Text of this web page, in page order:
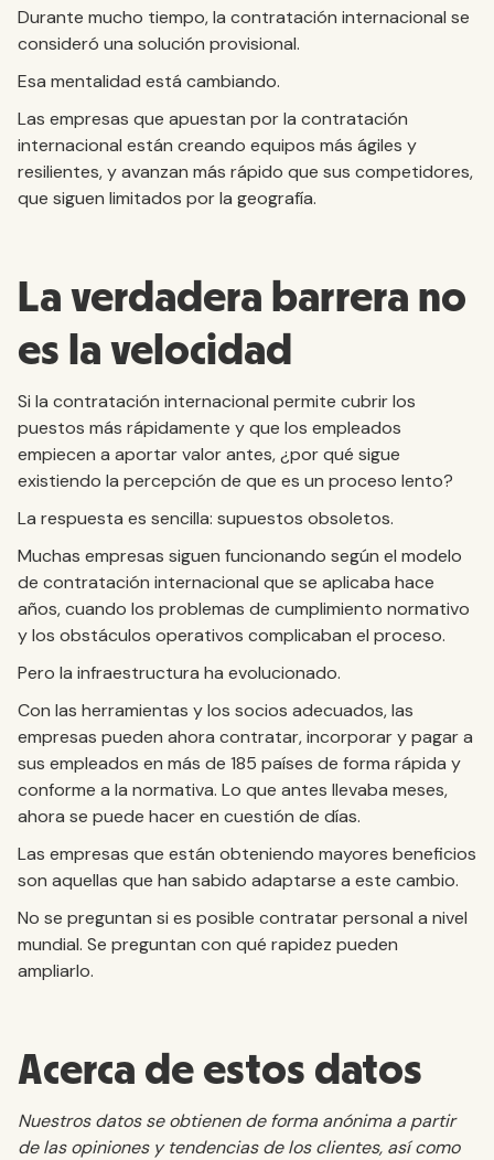
Durante mucho tiempo, la contratación internacional se
consideró una solución provisional.
Esa mentalidad está cambiando.
Las empresas que apuestan por la contratación
internacional están creando equipos más ágiles y
resilientes, y avanzan más rápido que sus competidores,
que siguen limitados por la geografía.
La verdadera barrera no
es la velocidad
Si la contratación internacional permite cubrir los
puestos más rápidamente y que los empleados
empiecen a aportar valor antes, ¿por qué sigue
existiendo la percepción de que es un proceso lento?
La respuesta es sencilla: supuestos obsoletos.
Muchas empresas siguen funcionando según el modelo
de contratación internacional que se aplicaba hace
años, cuando los problemas de cumplimiento normativo
y los obstáculos operativos complicaban el proceso.
Pero la infraestructura ha evolucionado.
Con las herramientas y los socios adecuados, las
empresas pueden ahora contratar, incorporar y pagar a
sus empleados en más de 185 países de forma rápida y
conforme a la normativa. Lo que antes llevaba meses,
ahora se puede hacer en cuestión de días.
Las empresas que están obteniendo mayores beneficios
son aquellas que han sabido adaptarse a este cambio.
No se preguntan si es posible contratar personal a nivel
mundial. Se preguntan con qué rapidez pueden
ampliarlo.
Acerca de estos datos
Nuestros datos se obtienen de forma anónima a partir
de las opiniones y tendencias de los clientes, así como